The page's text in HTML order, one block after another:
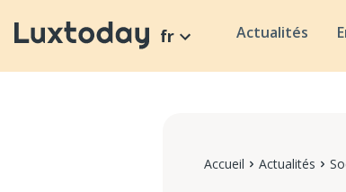
fr Actualités
Accueil Actualités